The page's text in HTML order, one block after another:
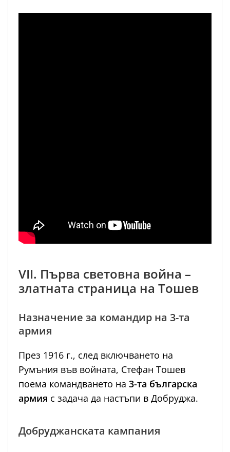
VII. Първа световна война –
златната страница на Тошев
Назначение за командир на 3-та
армия
През 1916 г., след включването на
Румъния във войната, Стефан Тошев
поема командването на 3-та българска
армия с задача да настъпи в Добруджа.
Добруджанската кампания